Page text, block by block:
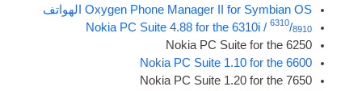
Oxy­gen Phone Man­ager II forالهواتف
Nokia PC Suite4.88for the
Nokia PC Suite
Nokia PC Suite
Nokia PC Suite